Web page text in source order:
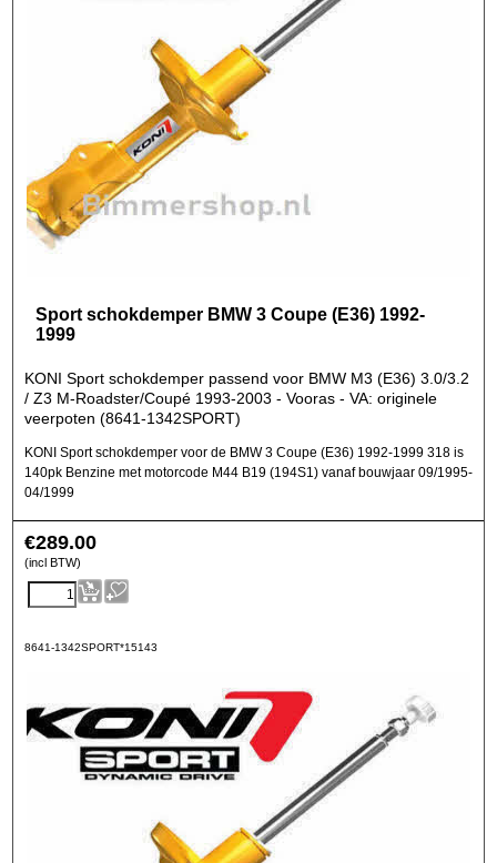
Sport schokdemper BMW 3 Coupe (E36) 1992-
1999
KONI Sport schokdemper passend voor BMW M3 (E36) 3.0/3.2
/ Z3 M-Roadster/Coupé 1993-2003 - Vooras - VA: originele
veerpoten (8641-1342SPORT)
KONI Sport schokdemper voor de BMW 3 Coupe (E36) 1992-1999 318 is
140pk Benzine met motorcode M44 B19 (194S1) vanaf bouwjaar 09/1995-
04/1999
€289.00
(incl BTW)
8641-1342SPORT*15143